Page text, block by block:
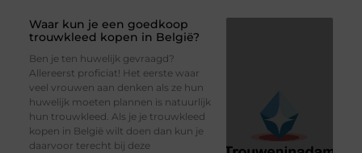
Waar kun je een goedkoop
trouwkleed kopen in België?
Ben je ten huwelijk gevraagd?
Allereerst proficiat! Het eerste waar
veel vrouwen aan denken als ze hun
huwelijk moeten plannen is natuurlijk
hun trouwkleed. Als je je trouwkleed
kopen in België wilt doen dan kun je
daarvoor terecht bij deze